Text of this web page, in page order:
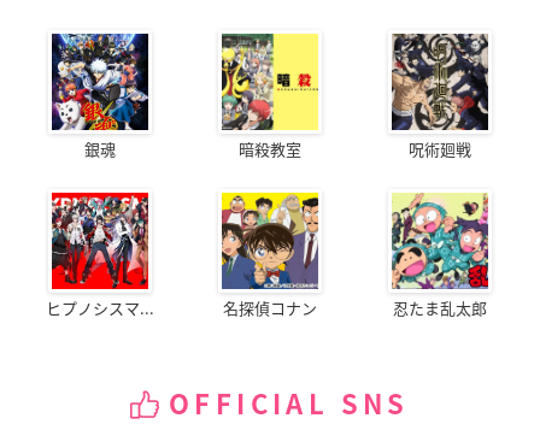
銀魂 暗殺教室 呪術廻戦
ヒプノシスマ... 名探偵コナン 忍たま乱太郎
OFFICIAL SNS